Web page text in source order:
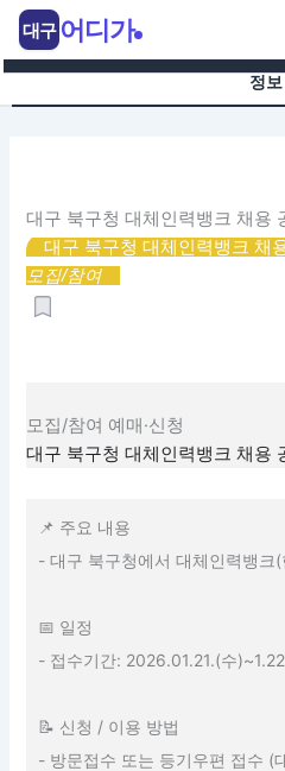
츠
정보
대구 북구청 대체인력뱅크 채용
대구 북구청 대체인력뱅크 채
모집/참여
모집/참여 예매·신청
대구 북구청 대체인력뱅크 채용
📌 주요 내용
- 대구 북구청에서 대체인력뱅크
📅 일정
- 접수기간: 2026.01.21.(수
📝 신청 / 이용 방법
- 방문접수 또는 등기우편 접수 (
대구 어디가